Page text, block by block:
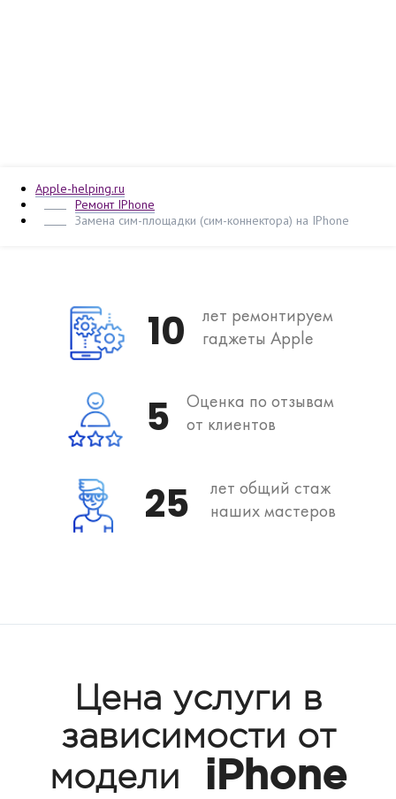
Apple-helping.ru
Ремонт IPhone
Замена сим-площадки (сим-коннектора) на IPhone
10
лет ремонтируем
гаджеты Apple
5
Оценка по отзывам
от клиентов
25
лет общий стаж
наших мастеров
Цена услуги в
зависимости от
модели
iPhone